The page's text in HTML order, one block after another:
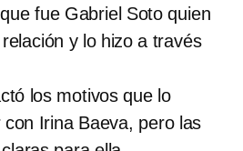
fue Gabriel Soto quien
y lo hizo a través
los motivos que lo
con Irina Baeva, pero las